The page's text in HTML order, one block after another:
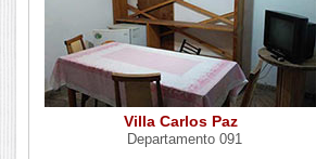
Villa Carlos Paz
Departamento 091